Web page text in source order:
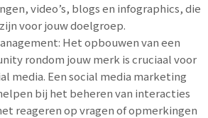
video’s, blogs en infographics, die
voor jouw doelgroep.
Het opbouwen van een
rondom jouw merk is cruciaal voor
media. Een social media marketing
bij het beheren van interacties
reageren op vragen of opmerkingen